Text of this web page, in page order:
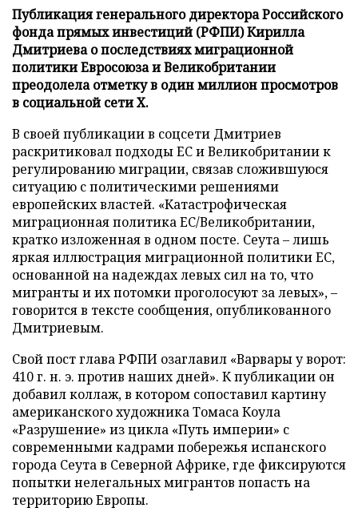
Публикация генерального директора Российского
фонда прямых инвестиций (РФПИ) Кирилла
Дмитриева о последствиях миграционной
политики Евросоюза и Великобритании
преодолела отметку в один миллион просмотров
в социальной сети X.
В своей публикации в соцсети Дмитриев
раскритиковал подходы ЕС и Великобритании к
регулированию миграции, связав сложившуюся
ситуацию с политическими решениями
европейских властей. «Катастрофическая
миграционная политика ЕС/Великобритании,
кратко изложенная в одном посте. Сеута – лишь
яркая иллюстрация миграционной политики ЕС,
основанной на надеждах левых сил на то, что
мигранты и их потомки проголосуют за левых», –
говорится в тексте сообщения, опубликованного
Дмитриевым.
Свой пост глава РФПИ озаглавил «Варвары у ворот:
410 г. н. э. против наших дней». К публикации он
добавил коллаж, в котором сопоставил картину
американского художника Томаса Коула
«Разрушение» из цикла «Путь империи» с
современными кадрами побережья испанского
города Сеута в Северной Африке, где фиксируются
попытки нелегальных мигрантов попасть на
территорию Европы.